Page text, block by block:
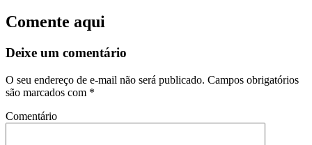
Comente aqui
Deixe um comentário
O seu endereço de e-mail não será publicado. Campos obrigatórios
são marcados com *
Comentário